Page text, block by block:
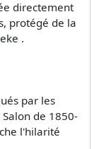
directement
protégé de la
.
par les
de 1850-
l'hilarité